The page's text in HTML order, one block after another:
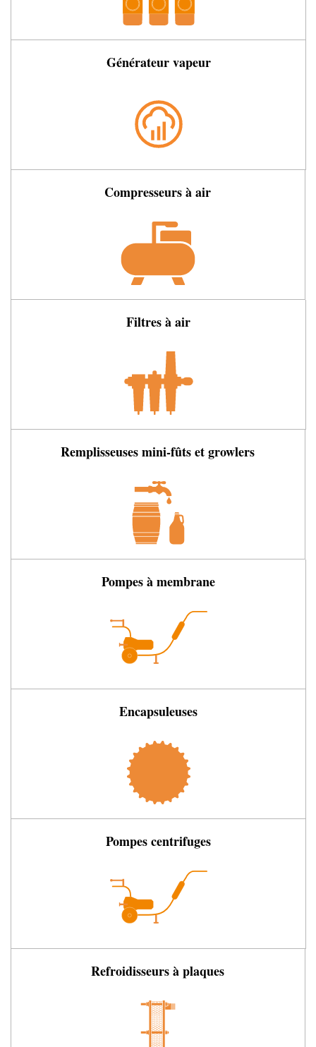
Générateur vapeur
Compresseurs à air
Filtres à air
Remplisseuses mini-fûts et growlers
Pompes à membrane
Encapsuleuses
Pompes centrifuges
Refroidisseurs à plaques